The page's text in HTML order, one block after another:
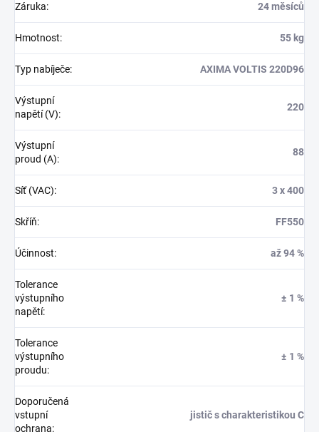
Záruka: 24 měsíců
Hmotnost: 55 kg
Typ nabíječe: AXIMA VOLTIS 220D96
Výstupní
napětí (V):
220
Výstupní
proud (A):
88
Síť (VAC): 3 x 400
Skříň: FF550
Účinnost: až 94 %
Tolerance
výstupního
napětí:
± 1 %
Tolerance
výstupního
proudu:
± 1 %
Doporučená
vstupní
ochrana:
jistič s charakteristikou C